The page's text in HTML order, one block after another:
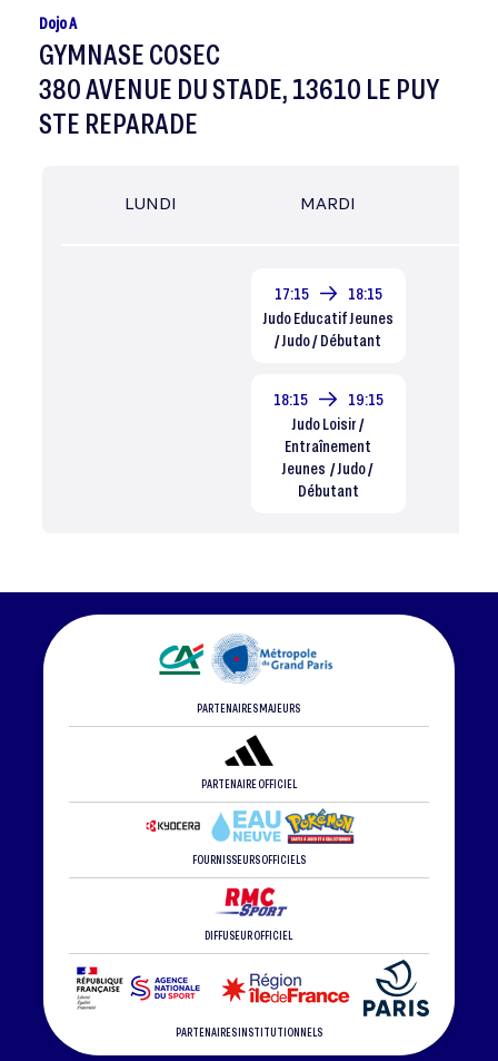
Dojo A
GYMNASE COSEC
380 AVENUE DU STADE, 13610 LE PUY
STE REPARADE
LUNDI MARDI
17:15
18:15
Judo Educatif Jeunes
/ Judo / Débutant
18:15
19:15
Judo Loisir /
Entraînement
Jeunes / Judo /
Débutant
PARTENAIRES MAJEURS
PARTENAIRE OFFICIEL
FOURNISSEURS OFFICIELS
DIFFUSEUR OFFICIEL
PARTENAIRES INSTITUTIONNELS